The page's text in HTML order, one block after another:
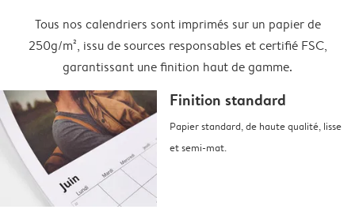
Tous nos calendriers sont imprimés sur un papier de
250g/m², issu de sources responsables et certifié FSC,
garantissant une finition haut de gamme.
Finition standard
Papier standard, de haute qualité, lisse
et semi-mat.